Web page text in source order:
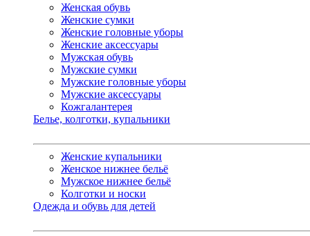
Женская обувь
Женские сумки
Женские головные уборы
Женские аксессуары
Мужская обувь
Мужские сумки
Мужские головные уборы
Мужские аксессуары
Кожгалантерея
Белье, колготки, купальники
Женские купальники
Женское нижнее бельё
Мужское нижнее бельё
Колготки и носки
Одежда и обувь для детей